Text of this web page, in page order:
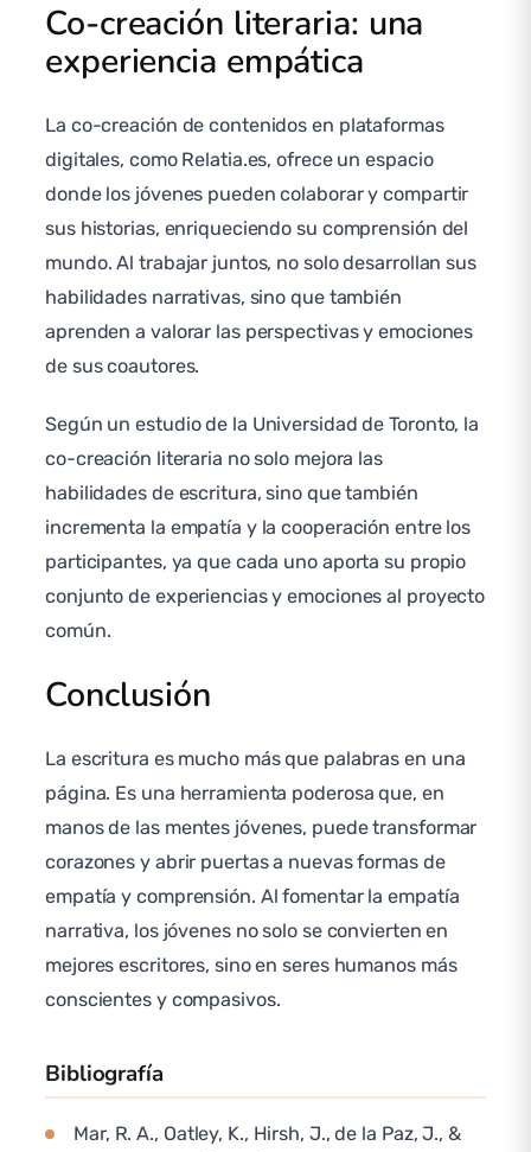
Co-creación literaria: una
experiencia empática
La co-creación de contenidos en plataformas
digitales, como Relatia.es, ofrece un espacio
donde los jóvenes pueden colaborar y compartir
sus historias, enriqueciendo su comprensión del
mundo. Al trabajar juntos, no solo desarrollan sus
habilidades narrativas, sino que también
aprenden a valorar las perspectivas y emociones
de sus coautores.
Según un estudio de la Universidad de Toronto, la
co-creación literaria no solo mejora las
habilidades de escritura, sino que también
incrementa la empatía y la cooperación entre los
participantes, ya que cada uno aporta su propio
conjunto de experiencias y emociones al proyecto
común.
Conclusión
La escritura es mucho más que palabras en una
página. Es una herramienta poderosa que, en
manos de las mentes jóvenes, puede transformar
corazones y abrir puertas a nuevas formas de
empatía y comprensión. Al fomentar la empatía
narrativa, los jóvenes no solo se convierten en
mejores escritores, sino en seres humanos más
conscientes y compasivos.
Bibliografía
Mar, R. A., Oatley, K., Hirsh, J., de la Paz, J., &